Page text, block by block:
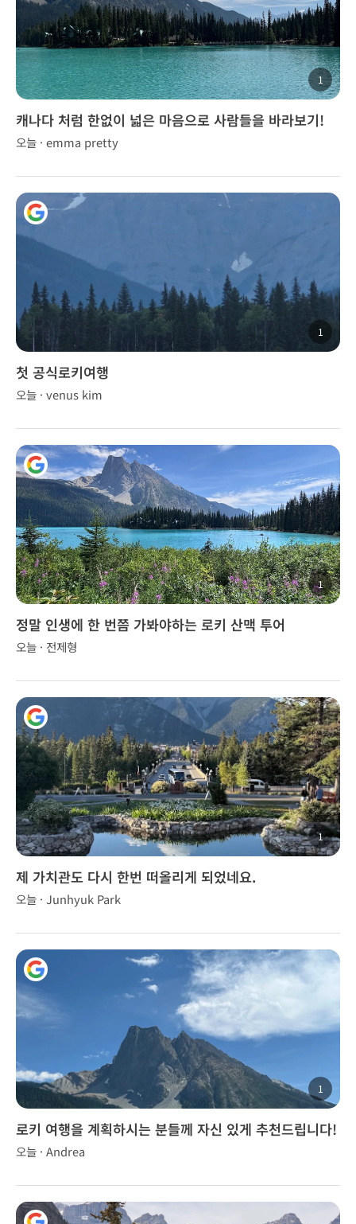
1
캐나다 처럼 한없이 넓은 마음으로 사람들을 바라보기!
오늘 · emma pretty
1
첫 공식로키여행
오늘 · venus kim
1
정말 인생에 한 번쯤 가봐야하는 로키 산맥 투어
오늘 · 전제형
1
제 가치관도 다시 한번 떠올리게 되었네요.
오늘 · Junhyuk Park
1
로키 여행을 계획하시는 분들께 자신 있게 추천드립니다!
오늘 · Andrea